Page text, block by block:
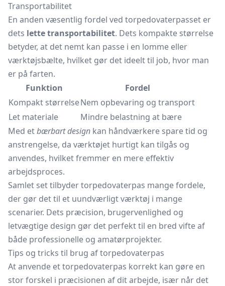
Transportabilitet
En anden væsentlig fordel ved torpedovaterpasset er
dets lette transportabilitet. Dets kompakte størrelse
betyder, at det nemt kan passe i en lomme eller
værktøjsbælte, hvilket gør det ideelt til job, hvor man
er på farten.
Funktion
Fordel
Kompakt størrelseNem opbevaring og transport
Let materiale
Mindre belastning at bære
Med etbærbart design kan håndværkere spare tid og
anstrengelse, da værktøjet hurtigt kan tilgås og
anvendes, hvilket fremmer en mere effektiv
arbejdsproces.
Samlet set tilbyder torpedovaterpas mange fordele,
der gør det til et uundværligt værktøj i mange
scenarier. Dets præcision, brugervenlighed og
letvægtige design gør det perfekt til en bred vifte af
både professionelle og amatørprojekter.
Tips og tricks til brug af torpedovaterpas
At anvende et torpedovaterpas korrekt kan gøre en
stor forskel i præcisionen af dit arbejde, især når det